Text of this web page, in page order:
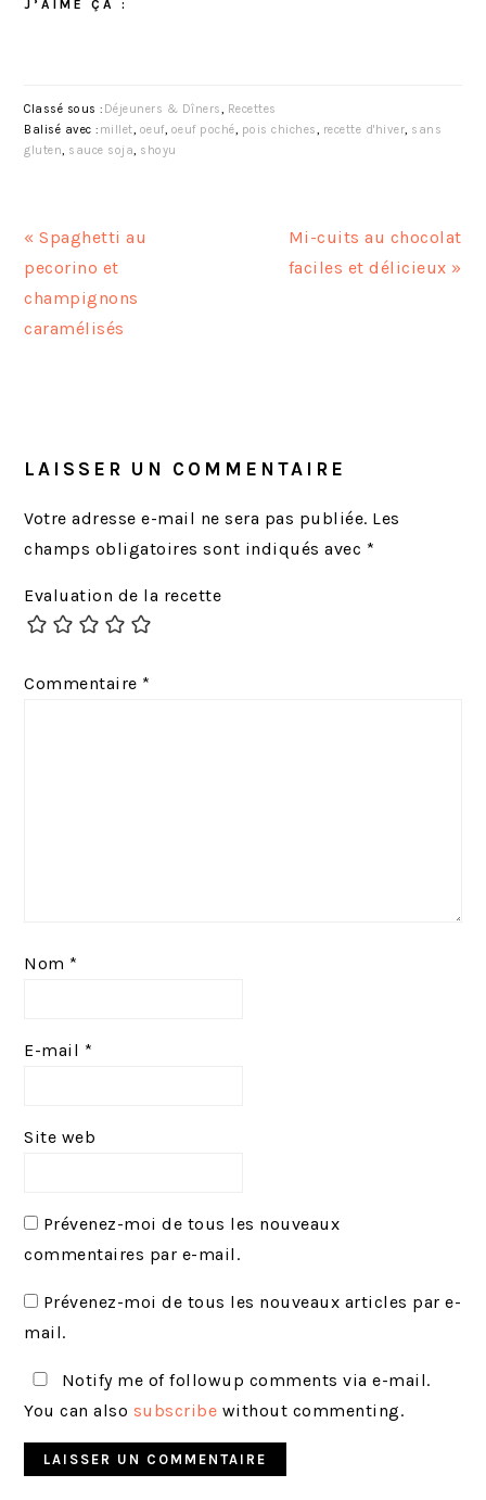
J’AIME ÇA :
Classé sous : Déjeuners & Dîners, Recettes
Balisé avec : millet, oeuf, oeuf poché, pois chiches, recette d'hiver, sans
gluten, sauce soja, shoyu
A
r
t
i
r
é
d
e
t
« Spaghetti au
pecorino et
champignons
caramélisés
A
r
u
Mi-cuits au chocolat
faciles et délicieux »
LECTEUR
LAISSER UN COMMENTAIRE
Votre adresse e-mail ne sera pas publiée. Les
champs obligatoires sont indiqués avec *
Evaluation de la recette
Commentaire *
Nom *
E-mail *
Site web
Prévenez-moi de tous les nouveaux
commentaires par e-mail.
Prévenez-moi de tous les nouveaux articles par e-
mail.
Notify me of followup comments via e-mail.
You can also subscribe without commenting.